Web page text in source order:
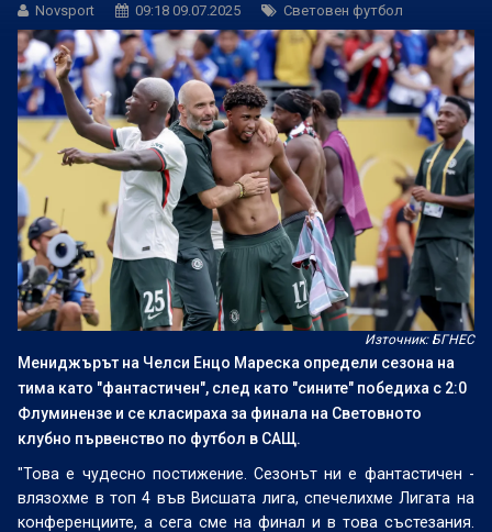
Novsport 09:18 09.07.2025 Световен футбол
Източник: БГНЕС
Мениджърът на Челси Енцо Мареска определи сезона на
тима като "фантастичен", след като "сините" победиха с 2:0
Флуминензе и се класираха за финала на Световното
клубно първенство по футбол в САЩ.
"Това е чудесно постижение. Сезонът ни е фантастичен -
влязохме в топ 4 във Висшата лига, спечелихме Лигата на
конференциите, а сега сме на финал и в това състезания.